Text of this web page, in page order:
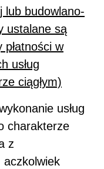
lub budowlano-
ustalane są
w
usług
ciągłym)
usług
charakterze
z
aczkolwiek